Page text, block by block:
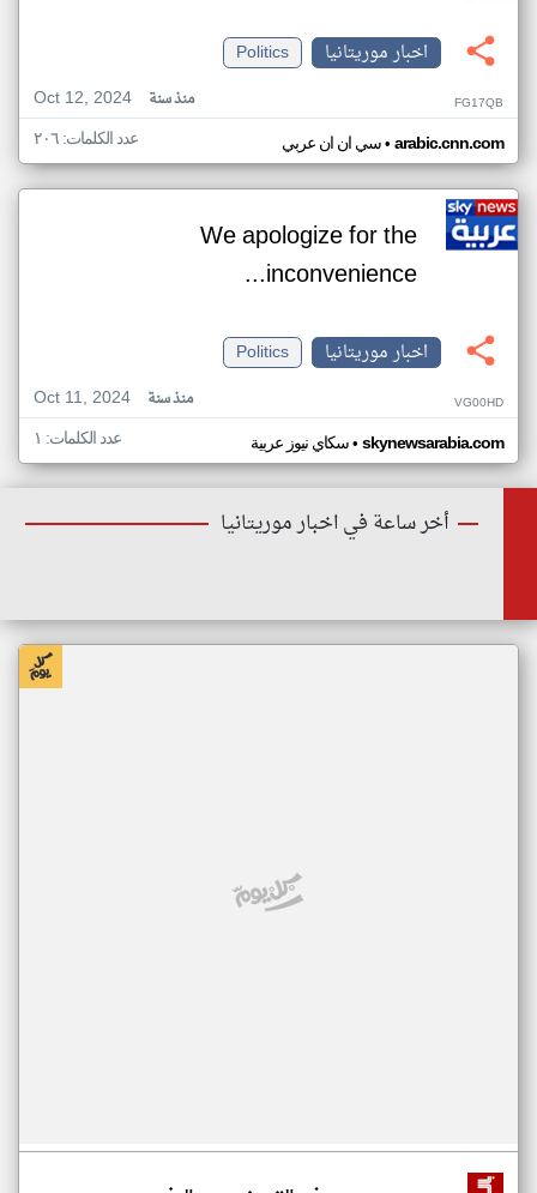
اخبار موريتانيا
Politics
Oct 12, 2024
منذ سنة FG17QB
سي ان ان عربي• arabic.cnn.com عدد الكلمات: ٢٠٦
We apologize for the
inconvenience...
اخبار موريتانيا
Politics
Oct 11, 2024
منذ سنة VG00HD
سكاي نيوز عربية• skynewsarabia.com عدد الكلمات: ١
أخر ساعة في اخبار موريتانيا